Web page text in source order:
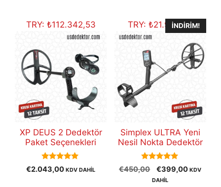
€30.800,00.
TRY: ₺112.342,53
XP DEUS 2 Dedektör
Paket Seçenekleri
5.00
out of 5
€2.043,00 KDV DAHİL
TRY:₺21.940,61
İNDIRIM!
Simplex ULTRA Yeni
Nesil Nokta Dedektör
5.00
out of 5
€450,00
Orijinal
fiyat:
€399,00Şu
KDV
DAHİL